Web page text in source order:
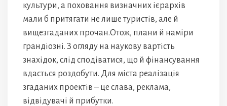
культури, а поховання визначних ієрархів
мали б притягати не лише туристів, але й
вищезгаданих прочан.Отож, плани й наміри
грандіозні. З огляду на наукову вартість
знахідок, слід сподіватися, що й фінансування
вдасться роздобути. Для міста реалізація
згаданих проектів – це слава, реклама,
відвідувачі й прибутки.